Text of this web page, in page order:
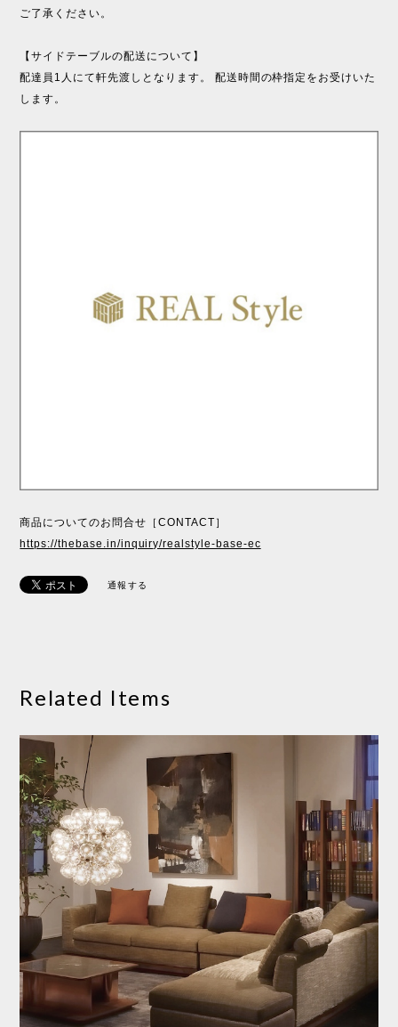
ご了承ください。
【サイドテーブルの配送について】
配達員1人にて軒先渡しとなります。 配送時間の枠指定をお受けいた
します。
商品についてのお問合せ［CONTACT］
https://thebase.in/inquiry/realstyle-base-ec
通報する
Related Items